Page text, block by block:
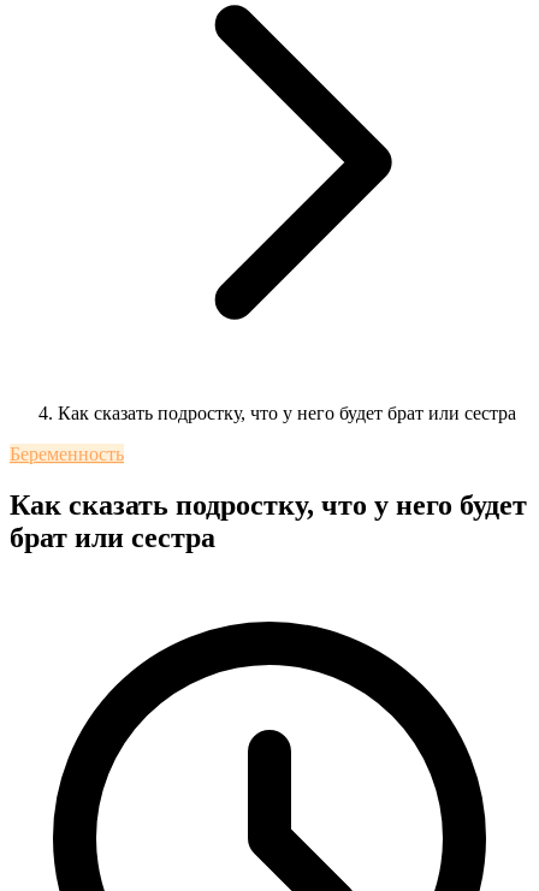
Как сказать подростку, что у него будет брат или сестра
Беременность
Как сказать подростку, что у него будет
брат или сестра